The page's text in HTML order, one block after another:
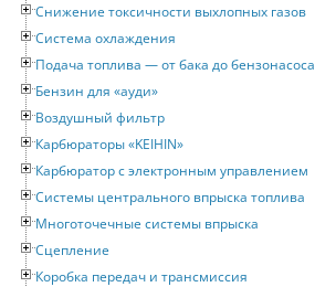
Снижение токсичности выхлопных газов
Система охлаждения
Подача топлива — от бака до бензонасоса
Бензин для «ауди»
Воздушный фильтр
Карбюраторы «KEIHIN»
Карбюратор с электронным управлением
Системы центрального впрыска топлива
Многоточечные системы впрыска
Сцепление
Коробка передач и трансмиссия